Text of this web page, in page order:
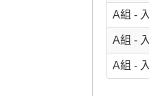
A組 -
A組 -
A組 -